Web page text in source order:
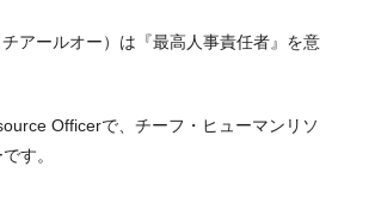
アールオー）は『最高人事責任者』を意
Officerで、チーフ・ヒューマンリソ
す。